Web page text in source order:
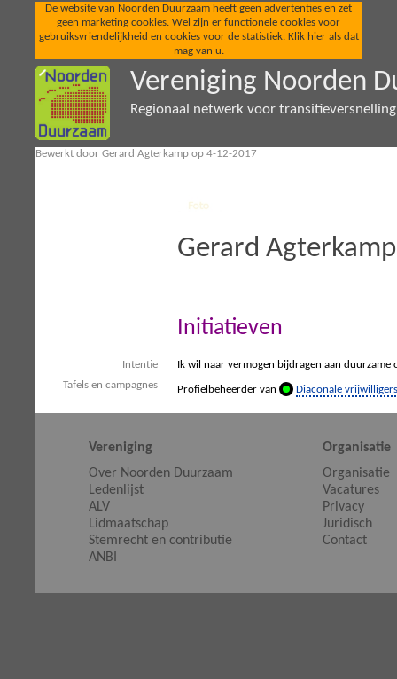
De website van Noorden Duurzaam heeft geen advertenties en zet
geen marketing cookies. Wel zijn er functionele cookies voor
gebruiksvriendelijkheid en cookies voor de statistiek. Klik hier als dat
mag van u.
Vereniging Noorden
Regionaal netwerk voor
Bewerkt door Gerard Agterkamp op 4-12-2017
Gerard Agterkamp
Initiatieven
Intentie
Ik wil naar vermogen bijdragen aan duurzame
Tafels en campagnes
Profielbeheerder van Diaconale
Vereniging
Over Noorden Duurzaam
Ledenlijst
ALV
Lidmaatschap
Stemrecht en contributie
ANBI
Organisatie
Organisatie
Vacatures
Privacy
Juridisch
Contact